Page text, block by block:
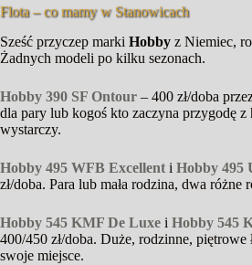
Flota – co mamy w Stanowicach
Sześć przyczep marki Hobby z Niemiec,
Żadnych modeli po kilku sezonach.
Hobby 390 SF Ontour – 400 zł/doba
dla pary lub kogoś kto zaczyna przygodę
wystarczy.
Hobby 495 WFB Excellent i Hobby 495
zł/doba. Para lub mała rodzina, dwa różne
Hobby 545 KMF De Luxe i Hobby 545
400/450 zł/doba. Duże, rodzinne, piętrowe
swoje miejsce.